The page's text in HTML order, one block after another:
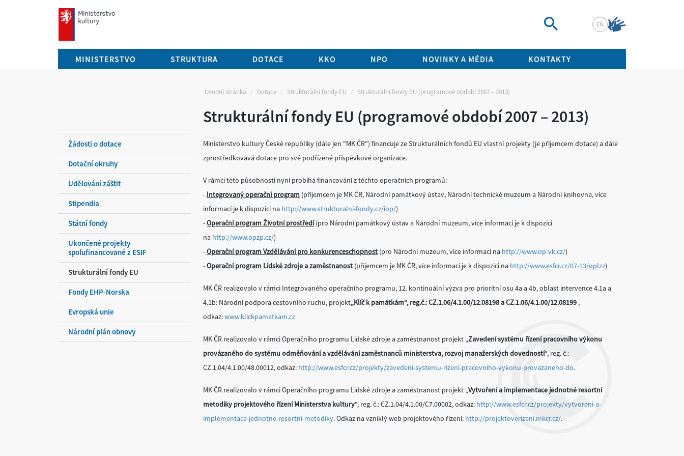
mkcr.cz
EN
MINISTERSTVO STRUKTURA DOTACE KKO NPO NOVINKY A MÉDIA KONTAKTY
Úvodní stránka Dotace Strukturální fondy EU Strukturální fondy EU (programové období 2007 – 2013)
Strukturální fondy EU (programové období 2007 – 2013)
Žádosti o dotace
Dotační okruhy
Udělování záštit
Stipendia
Státní fondy
Ukončené projekty
spolufinancované z ESIF
Strukturální fondy EU
Fondy EHP-Norska
Evropská unie
Národní plán obnovy
Ministerstvo kultury České republiky (dále jen "MK ČR") financuje ze Strukturálních fondů EU vlastní projekty (je příjemcem dotace) a dále
zprostředkovává dotace pro své podřízené příspěvkové organizace.
V rámci této působnosti nyní probíhá financování z těchto operačních programů:
- Integrovaný operační program (příjemcem je MK ČR, Národní památkový ústav, Národní technické muzeum a Národní knihovna, více
informací je k dispozici na http://www.strukturalni-fondy.cz/iop/)
-Operační program Životní prostředí(pro Národní památkový ústav a Národní muzeum, více informací je k dispozici
na http://www.opzp.cz/)
-Operační program Vzdělávání pro konkurenceschopnost (pro Národní muzeum, více informací na http://www.op-vk.cz/)
-Operační program Lidské zdroje a zaměstnanost (příjemcem je MK ČR, více informací je k dispozici na http://www.esfcr.cz/07-13/oplzz)
MK ČR realizovalo v rámci Integrovaného operačního programu, 12. kontinuální výzva pro prioritní osu 4a a 4b, oblast intervence 4.1a a
4.1b: Národní podpora cestovního ruchu, projekt„Klíč k památkám“, reg.č.: CZ.1.06/4.1.00/12.08198 a CZ.1.06/4.1.00/12.08199 ,
odkaz:www.klickpamatkam.cz
MK ČR realizovalo v rámci Operačního programu Lidské zdroje a zaměstnanost projekt „Zavedení systému řízení pracovního výkonu
provázaného do systému odměňování a vzdělávání zaměstnanců ministerstva, rozvoj manažerských dovedností“, reg. č.:
CZ.1.04/4.1.00/48.00012, odkaz: http://www.esfcr.cz/projekty/zavedeni-systemu-rizeni-pracovniho-vykonu-provazaneho-do.
MK ČR realizovalo v rámci Operačního programu Lidské zdroje a zaměstnanost projekt „Vytvoření a implementace jednotné resortní
metodiky projektového řízení Ministerstva kultury“, reg. č.: CZ.1.04/4.1.00/C7.00002, odkaz: http://www.esfcr.cz/projekty/vytvoreni-a-
implementace-jednotne-resortni-metodiky. Odkaz na vzniklý web projektového řízení: http://projektoverizeni.mkcr.cz/.